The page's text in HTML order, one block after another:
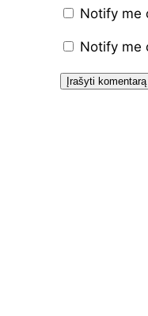
Notify me
Notify me